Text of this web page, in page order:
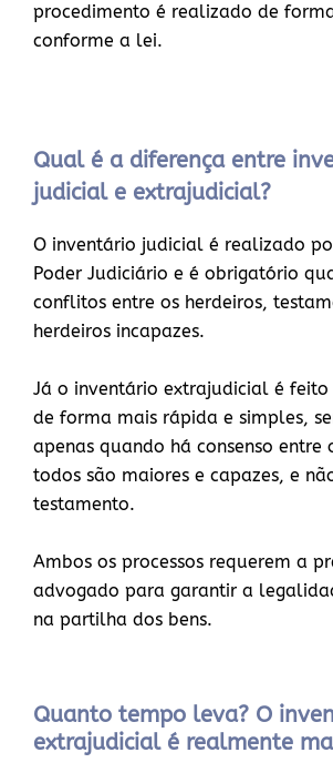
procedimento é realizado de
conforme a lei.
Qual é a diferença entre
judicial e extrajudicial?
O inventário judicial é realizado
Poder Judiciário e é obrigatório
conflitos entre os herdeiros,
herdeiros incapazes.
Já o inventário extrajudicial é
de forma mais rápida e simples,
apenas quando há consenso entre
todos são maiores e capazes, e
testamento.
Ambos os processos requerem a
advogado para garantir a
na partilha dos bens.
Quanto tempo leva? O
extrajudicial é realmente